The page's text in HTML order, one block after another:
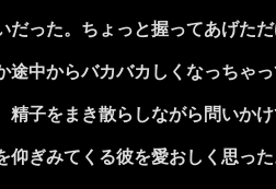
った。ちょっと握ってあげた
中からバカバカしくなっちゃ
子をまき散らしながら問いかけ
ぎみてくる彼を愛おしく思った